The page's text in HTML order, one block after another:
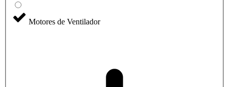
Motores de Ventilador